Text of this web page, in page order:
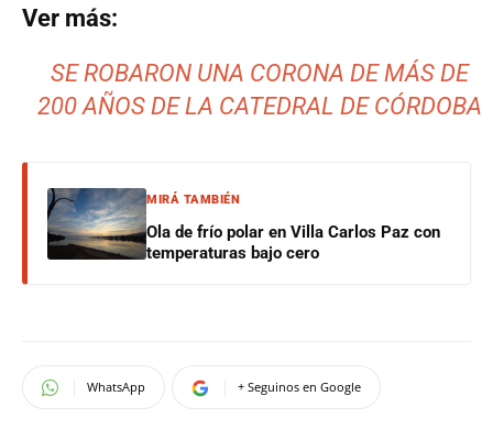
Ver más:
SE ROBARON UNA CORONA DE MÁS DE
200 AÑOS DE LA CATEDRAL DE CÓRDOBA
MIRÁ TAMBIÉN
Ola de frío polar en Villa Carlos Paz con
temperaturas bajo cero
WhatsApp + Seguinos en Google